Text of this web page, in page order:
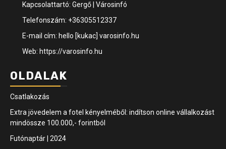
Kapcsolattartó: Gergő | Városinfó
Telefonszám: +36305512337
E-mail cím: hello [kukac] varosinfo.hu
Web: https://varosinfo.hu
OLDALAK
Csatlakozás
Extra jövedelem a fotel kényelméből: indítson online vállalkozást
mindössze 100.000,- forintból
Futónaptár | 2024